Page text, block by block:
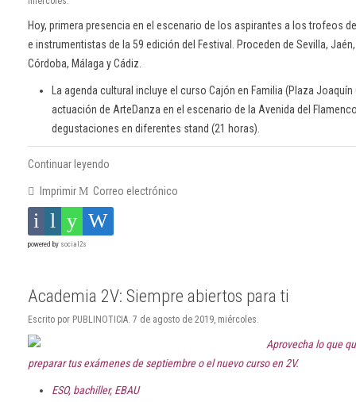
Hoy, primera presencia en el escenario de los aspirantes a los trofeos
e instrumentistas de la 59 edición del Festival. Proceden de Sevilla,
Córdoba, Málaga y Cádiz.
La agenda cultural incluye el curso Cajón en Familia (Plaza
actuación de ArteDanza en el escenario de la Avenida del
degustaciones en diferentes stand (21 horas).
Continuar leyendo
Imprimir Correo electrónico
powered by social2s
Academia 2V: Siempre abiertos para ti
Escrito por PUBLINOTICIA. 7 de agosto de 2019, miércoles.
Aprovecha lo que
preparar tus exámenes de septiembre o el nuevo curso en 2V.
ESO, bachiller, EBAU